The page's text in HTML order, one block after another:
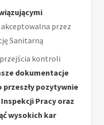
przez
Sanitarną
kontroli
dokumentacje
pozytywnie
Pracy oraz
wysokich kar